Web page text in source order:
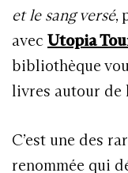
et le sang versé,
avec Utopia
bibliothèque
livres autour de
C’est une des
renommée qui